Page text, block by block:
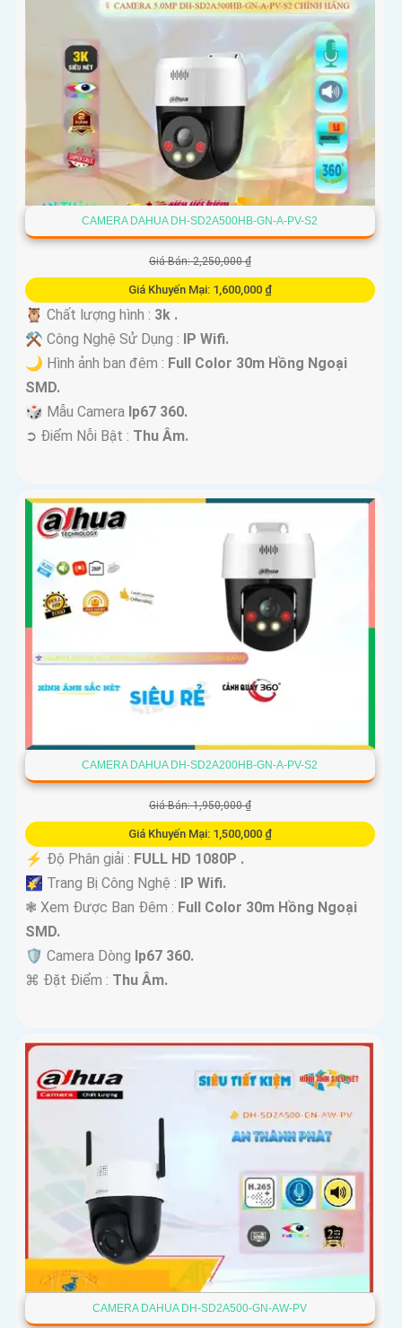
CAMERA DAHUA DH-SD2A500HB-GN-A-PV-S2
Giá Bán: 2,250,000 ₫
Giá Khuyến Mại: 1,600,000 ₫
🦉 Chất lượng hình : 3k .
⚒ Công Nghệ Sử Dụng :
IP Wifi.
🌙 Hình ảnh ban đêm : Full Color 30m Hồng Ngoại
SMD.
🎲 Mẫu Camera Ip67 360.
️➲ Điểm Nỗi Bật : Thu Âm.
CAMERA DAHUA DH-SD2A200HB-GN-A-PV-S2
Giá Bán: 1,950,000 ₫
Giá Khuyến Mại: 1,500,000 ₫
️⚡ Độ Phân giải : FULL HD 1080P .
🌠 Trang Bị Công Nghệ :
IP Wifi.
❃ Xem Được Ban Đêm : Full Color 30m Hồng Ngoại
SMD.
🛡 Camera Dòng Ip67 360.
️⌘ Đặt Điểm : Thu Âm.
CAMERA DAHUA DH-SD2A500-GN-AW-PV